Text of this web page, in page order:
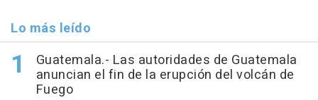
Lo más leído
Guatemala.- Las autoridades de Guatemala
anuncian el fin de la erupción del volcán de
Fuego